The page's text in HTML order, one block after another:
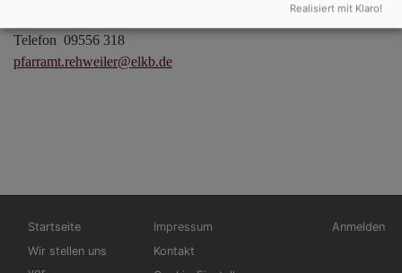
Telefon 09556 318
pfarramt.rehweiler@elkb.de
Hauptnavigation
Startseite
Wir stellen uns
Fußbereichsmenü
Impressum
Kontakt
Anmelden
Realisiert mit Klaro!